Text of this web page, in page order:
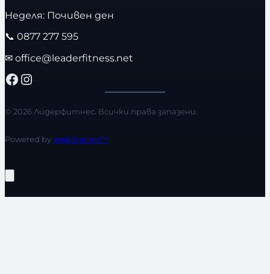
Неделя: Почивен ден
📞 0877 277 595
✉ office@leaderfitness.net
Facebook Instagram
© 2026 Лидерфитнес. Всички права запазени.
Powered byWebStation™